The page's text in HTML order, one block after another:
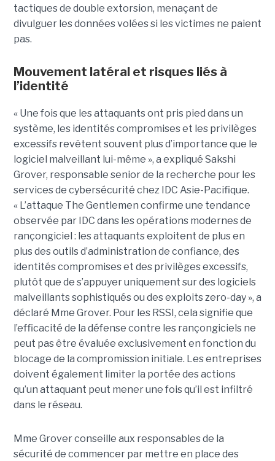
tactiques de double extorsion, menaçant de
divulguer les données volées si les victimes ne paient
pas.
Mouvement latéral et risques liés à
l’identité
« Une fois que les attaquants ont pris pied dans un
système, les identités compromises et les privilèges
excessifs revêtent souvent plus d’importance que le
logiciel malveillant lui-même », a expliqué Sakshi
Grover, responsable senior de la recherche pour les
services de cybersécurité chez IDC Asie-Pacifique.
« L’attaque The Gentlemen confirme une tendance
observée par IDC dans les opérations modernes de
rançongiciel : les attaquants exploitent de plus en
plus des outils d’administration de confiance, des
identités compromises et des privilèges excessifs,
plutôt que de s’appuyer uniquement sur des logiciels
malveillants sophistiqués ou des exploits zero-day », a
déclaré Mme Grover. Pour les RSSI, cela signifie que
l’efficacité de la défense contre les rançongiciels ne
peut pas être évaluée exclusivement en fonction du
blocage de la compromission initiale. Les entreprises
doivent également limiter la portée des actions
qu’un attaquant peut mener une fois qu’il est infiltré
dans le réseau.
Mme Grover conseille aux responsables de la
sécurité de commencer par mettre en place des